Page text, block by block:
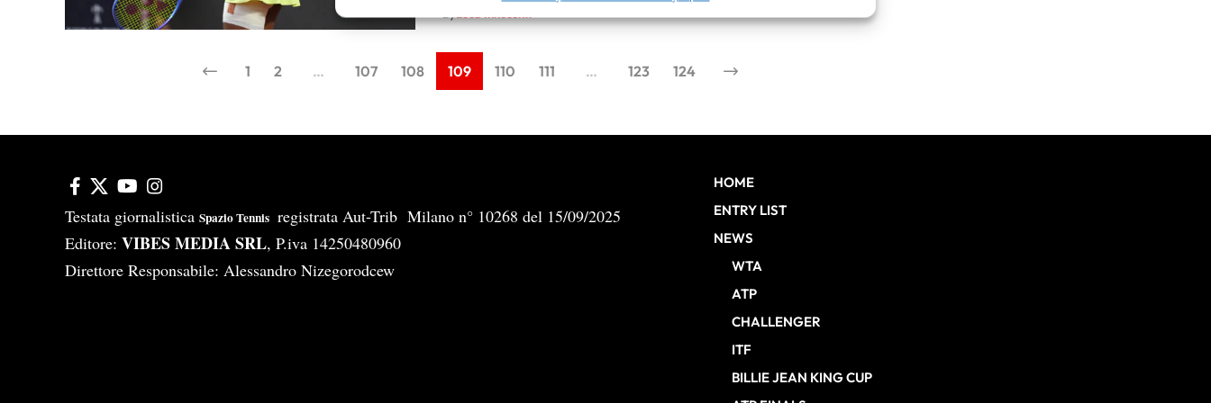
Erogare e presentare pubblicità e contenuto, Salvare e comunicare le
Sempre attivo
1 2 … 107 108 109 110 111 … 123 124
Testata giornalistica Spazio Tennis registrata Aut-Trib Milano n° 10268 del 15/09/2025
Editore: VIBES MEDIA SRL, P.iva 14250480960
Direttore Responsabile: Alessandro Nizegorodcew
HOME
ENTRY LIST
NEWS
WTA
ATP
CHALLENGER
ITF
BILLIE JEAN KING CUP